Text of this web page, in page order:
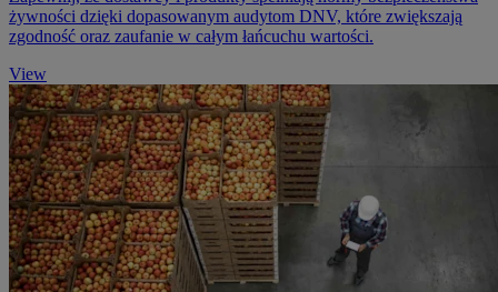
żywności dzięki dopasowanym audytom DNV, które zwiększają
zgodność oraz zaufanie w całym łańcuchu wartości.
View